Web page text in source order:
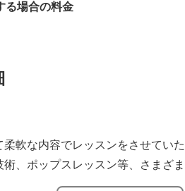
る場合の料金
軟な内容でレッスンをさせていた
、ポップスレッスン等、さまざ
時間を提供することをお約束します